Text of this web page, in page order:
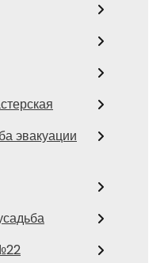
эвакуации